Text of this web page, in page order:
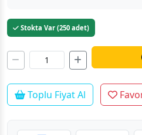
Stokta Var (250 adet)
Toplu Fiyat Al